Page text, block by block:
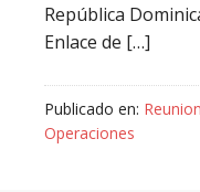
República
Enlace de […]
Publicado en:
Operaciones